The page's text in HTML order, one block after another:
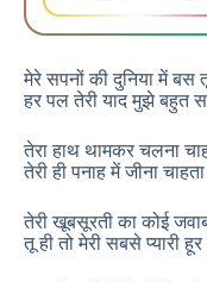
मेरे सपनों की दुनिया में बस
हर पल तेरी याद मुझे बहुत
तेरा हाथ थामकर चलना
तेरी ही पनाह में जीना
तेरी खूबसूरती का कोई
तू ही तो मेरी सबसे प्यारी